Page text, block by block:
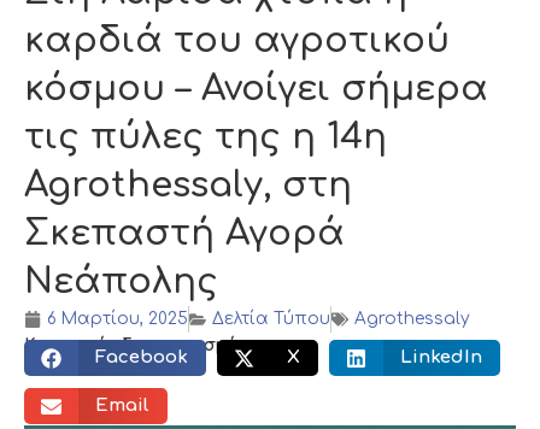
καρδιά του αγροτικού
κόσμου – Ανοίγει σήμερα
τις πύλες της η 14η
Agrothessaly, στη
Σκεπαστή Αγορά
Νεάπολης
6 Μαρτίου, 2025 Δελτία Τύπου
Agrothessaly
Κοινωνικός διαμοιρασμός:
Facebook X LinkedIn
Email